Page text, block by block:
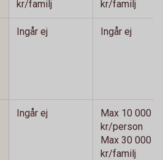
kr/familj
kr/familj
Ingår ej Ingår ej
Ingår ej
Max 10 000
kr/person
Max 30 000
kr/familj